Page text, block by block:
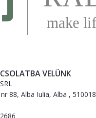
VELÜNK
88, Alba Iulia, Alba , 510018